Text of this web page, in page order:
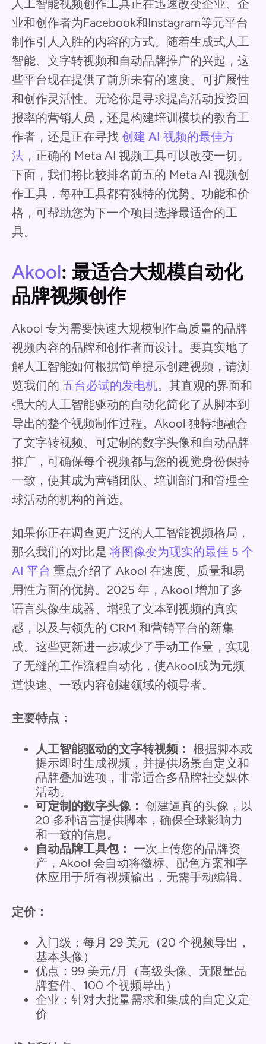
人工智能视频创作工具正在迅速改变企业、企
业和创作者为Facebook和Instagram等元平台
制作引人入胜的内容的方式。随着生成式人工
智能、文字转视频和自动品牌推广的兴起，这
些平台现在提供了前所未有的速度、可扩展性
和创作灵活性。无论你是寻求提高活动投资回
报率的营销人员，还是构建培训模块的教育工
作者，还是正在寻找 创建 AI 视频的最佳方
法 ，正确的 Meta AI 视频工具可以改变一切。
下面，我们将比较排名前五的 Meta AI 视频创
作工具，每种工具都有独特的优势、功能和价
格，可帮助您为下一个项目选择最适合的工
具。
Akool: 最适合大规模自动化
品牌视频创作
Akool 专为需要快速大规模制作高质量的品牌
视频内容的品牌和创作者而设计。要真实地了
解人工智能如何根据简单提示创建视频，请浏
览我们的 五台必试的发电机。其直观的界面和
强大的人工智能驱动的自动化简化了从脚本到
导出的整个视频制作过程。Akool 独特地融合
了文字转视频、可定制的数字头像和自动品牌
推广，可确保每个视频都与您的视觉身份保持
一致，使其成为营销团队、培训部门和管理全
球活动的机构的首选。
如果你正在调查更广泛的人工智能视频格局，
那么我们的对比是 将图像变为现实的最佳 5 个
AI 平台 重点介绍了 Akool 在速度、质量和易
用性方面的优势。2025 年，Akool 增加了多
语言头像生成器、增强了文本到视频的真实
感，以及与领先的 CRM 和营销平台的新集
成。这些更新进一步减少了手动工作量，实现
了无缝的工作流程自动化，使Akool成为元频
道快速、一致内容创建领域的领导者。
主要特点：
人工智能驱动的文字转视频： 根据脚本或
提示即时生成视频，并提供场景自定义和
品牌叠加选项，非常适合多品牌社交媒体
活动。
可定制的数字头像： 创建逼真的头像，以
20 多种语言提供脚本，确保全球影响力
和一致的信息。
自动品牌工具包： 一次上传您的品牌资
产，Akool 会自动将徽标、配色方案和字
体应用于所有视频输出，无需手动编辑。
定价：
入门级：每月 29 美元（20 个视频导出，
基本头像）
优点：99 美元/月（高级头像、无限量品
牌套件、100 个视频导出）
企业：针对大批量需求和集成的自定义定
价